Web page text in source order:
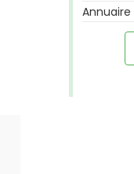
Annuaire